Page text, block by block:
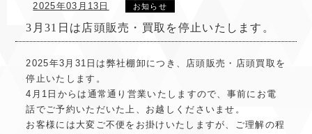
2025年03月13日 お知らせ
3月31日は店頭販売・買取を停止いたします。
2025年3月31日は弊社棚卸につき、店頭販売・店頭買取を
停止いたします。
4月1日からは通常通り営業いたしますので、事前にお電
話でご予約いただいた上、お越しくださいませ。
お客様には大変ご不便をお掛けいたしますが、ご理解の程